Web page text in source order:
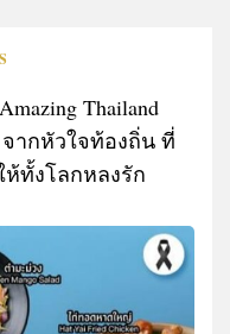
Thailand
จากหัวใจท้องถิ่น ที่
ห้ทั้งโลกหลงรัก